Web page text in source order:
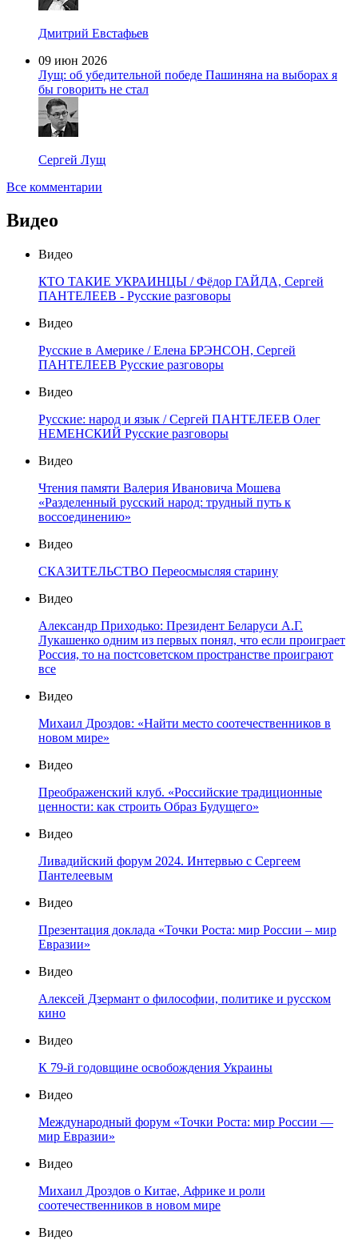
Дмитрий Евстафьев
09 июн 2026
Лущ: об убедительной победе Пашиняна на выборах я
бы говорить не стал
Сергей Лущ
Все комментарии
Видео
Видео
КТО ТАКИЕ УКРАИНЦЫ / Фёдор ГАЙДА, Сергей
ПАНТЕЛЕЕВ - Русские разговоры
Видео
Русские в Америке / Елена БРЭНСОН, Сергей
ПАНТЕЛЕЕВ Русские разговоры
Видео
Русские: народ и язык / Сергей ПАНТЕЛЕЕВ Олег
НЕМЕНСКИЙ Русские разговоры
Видео
Чтения памяти Валерия Ивановича Мошева
«Разделенный русский народ: трудный путь к
воссоединению»
Видео
СКАЗИТЕЛЬСТВО Переосмысляя старину
Видео
Александр Приходько: Президент Беларуси А.Г.
Лукашенко одним из первых понял, что если проиграет
Россия, то на постсоветском пространстве проиграют
все
Видео
Михаил Дроздов: «Найти место соотечественников в
новом мире»
Видео
Преображенский клуб. «Российские традиционные
ценности: как строить Образ Будущего»
Видео
Ливадийский форум 2024. Интервью с Сергеем
Пантелеевым
Видео
Презентация доклада «Точки Роста: мир России – мир
Евразии»
Видео
Алексей Дзермант о философии, политике и русском
кино
Видео
К 79-й годовщине освобождения Украины
Видео
Международный форум «Точки Роста: мир России —
мир Евразии»
Видео
Михаил Дроздов о Китае, Африке и роли
соотечественников в новом мире
Видео